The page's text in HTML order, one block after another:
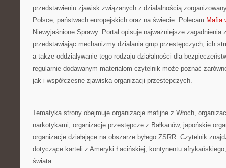
przedstawieniu zjawisk związanych z działalnością
Polsce, państwach europejskich oraz na świecie. Polecam Mafia
Niewyjaśnione Sprawy. Portal opisuje najważniejsze zagadnienia
przedstawiając mechanizmy działania grup przestępczych, ich
a także oddziaływanie tego rodzaju działalności dla
regularnie dodawanym materiałom czytelnik może poznać
jak i współczesne zjawiska organizacji przestępczych.
Tematyka strony obejmuje organizacje mafijne z Włoch,
narkotykami, organizacje przestępcze z Bałkanów, japońskie
organizacje działające na obszarze byłego ZSRR. Czytelnik
dotyczące karteli z Ameryki Łacińskiej, kontynentu
świata.